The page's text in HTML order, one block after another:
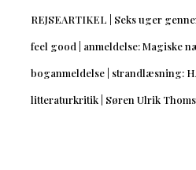
REJSEARTIKEL | Seks uger
feel good | anmeldelse: Magiske
boganmeldelse | strandlæsning:
litteraturkritik | Søren Ulrik